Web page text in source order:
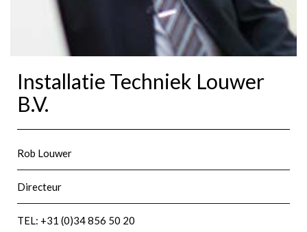
Installatie Techniek Louwer
B.V.
Rob Louwer
Directeur
TEL: +31 (0)34 856 50 20